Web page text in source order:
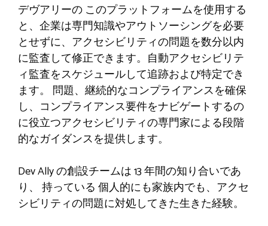
デヴアリーの このプラットフォームを使用する
と、企業は専門知識やアウトソーシングを必要
とせずに、アクセシビリティの問題を数分以内
に監査して修正できます。自動アクセシビリテ
ィ監査をスケジュールして追跡および特定でき
ます。 問題、継続的なコンプライアンスを確保
し、コンプライアンス要件をナビゲートするの
に役立つアクセシビリティの専門家による段階
的なガイダンスを提供します。
Dev Ally の創設チームは 13 年間の知り合いであ
り、 持っている 個人的にも家族内でも、アクセ
シビリティの問題に対処してきた生きた経験。